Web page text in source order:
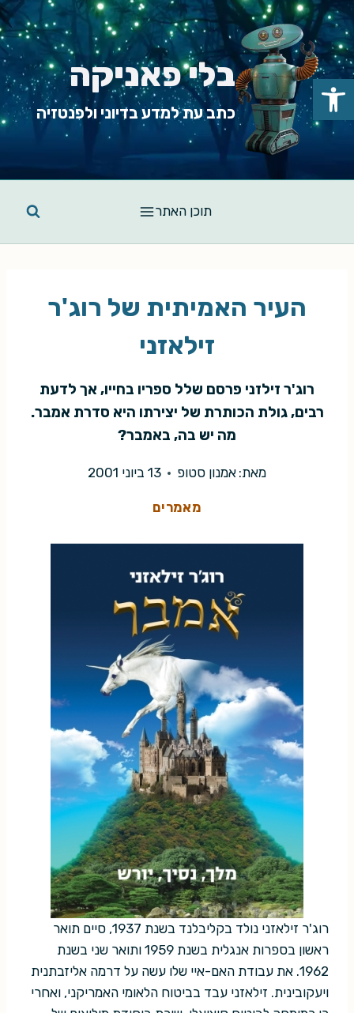
Skip
to
content
בלי פאניקה
כתב עת למדע בדיוני ולפנטזיה
תוכן האתר
העיר האמיתית של רוג'ר
זילאזני
רוג'ר זילזני פרסם שלל ספריו בחייו, אך לדעת
רבים, גולת הכותרת של יצירתו היא סדרת אמבר.
מה יש בה, באמבר?
מאת: אמנון סטופ 13 ביוני 2001
מאמרים
רוג'ר זילאזני נולד בקליבלנד בשנת 1937, סיים תואר
ראשון בספרות אנגלית בשנת 1959 ותואר שני בשנת
1962. את עבודת האם-איי שלו עשה על דרמה אליזבתנית
ויעקובינית. זילאזני עבד בביטוח הלאומי האמריקני, ואחרי
פתח סרגל נגישות